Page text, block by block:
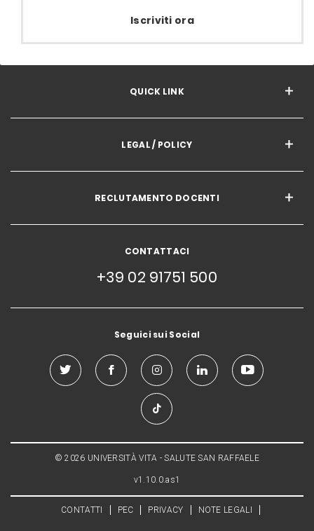
Iscriviti ora
QUICK LINK
LEGAL / POLICY
RECLUTAMENTO DOCENTI
CONTATTACI
+39 02 91751 500
Seguici sui Social
© 2026 UNIVERSITÀ VITA - SALUTE SAN RAFFAELE
v1.10.0.as1
CONTATTI PEC PRIVACY NOTE LEGALI